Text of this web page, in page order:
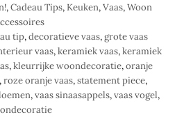
,Cadeau Tips, Keuken,Vaas,Woon
tip,decoratieve vaas,grote vaas
vaas,keramiek vaas,keramiek
,kleurrijke woondecoratie,oranje
,roze oranje vaas,statement piece,
,vaas sinaasappels,vaas vogel,